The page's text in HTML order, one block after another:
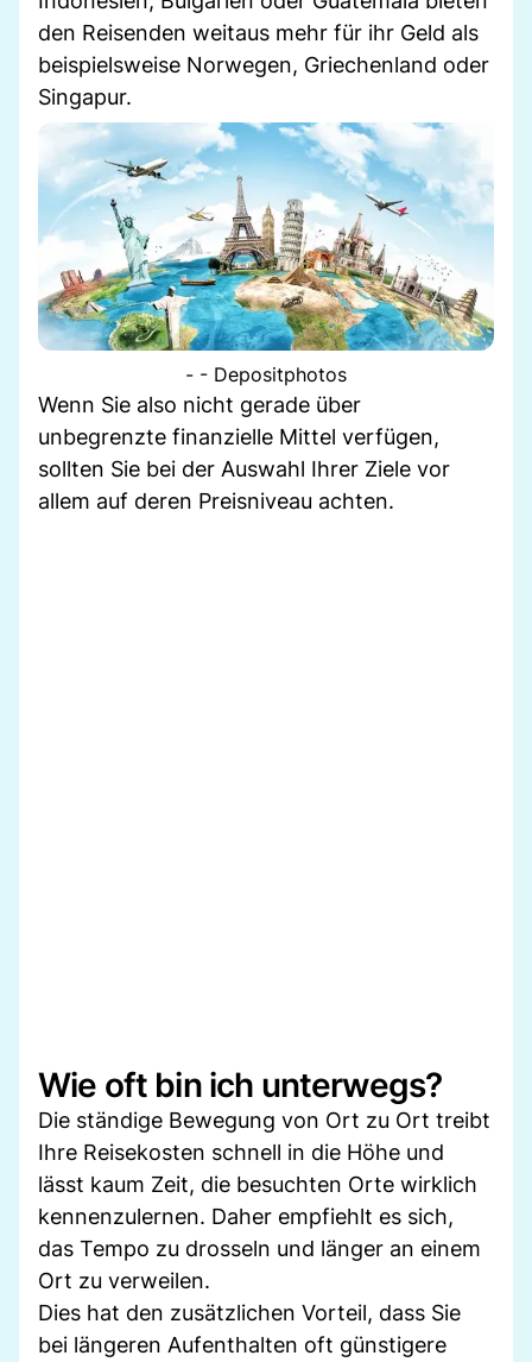
den Reisenden weitaus mehr für ihr Geld als
beispielsweise Norwegen, Griechenland oder
Singapur.
- - Depositphotos
Wenn Sie also nicht gerade über
unbegrenzte finanzielle Mittel verfügen,
sollten Sie bei der Auswahl Ihrer Ziele vor
allem auf deren Preisniveau achten.
Wie oft bin ich unterwegs?
Die ständige Bewegung von Ort zu Ort treibt
Ihre Reisekosten schnell in die Höhe und
lässt kaum Zeit, die besuchten Orte wirklich
kennenzulernen. Daher empfiehlt es sich,
das Tempo zu drosseln und länger an einem
Ort zu verweilen.
Dies hat den zusätzlichen Vorteil, dass Sie
bei längeren Aufenthalten oft günstigere